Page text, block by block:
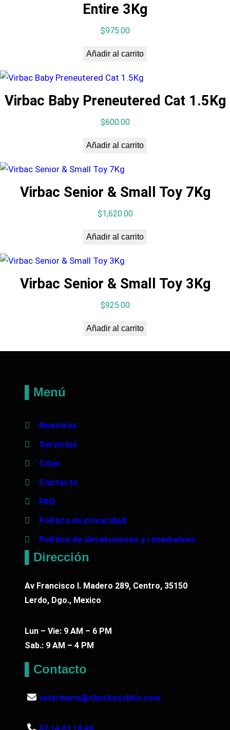
Entire 3Kg
$975.00
Añadir al carrito
Virbac Baby Preneutered Cat 1.5Kg
$600.00
Añadir al carrito
Virbac Senior & Small Toy 7Kg
$1,620.00
Añadir al carrito
Virbac Senior & Small Toy 3Kg
$925.00
Añadir al carrito
▌Menú
Nosotros
Servicios
Citas
Contacto
FAQ
Política de privacidad
Política de devoluciones y reembolsos
▌Dirección
Av Francisco I. Madero 289, Centro, 35150
Lerdo, Dgo., Mexico
Lun – Vie: 9 AM – 6 PM
Sab.: 9 AM – 4 PM
▌Contacto
veterinaria@chuchosclinic.com